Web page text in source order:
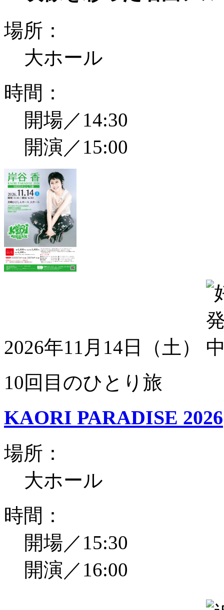
場所：
大ホール
時間：
開場／14:30
開演／15:00
2026年11月14日（土）
10回目のひとり旅
KAORI PARADISE 2026
場所：
大ホール
時間：
開場／15:30
開演／16:00